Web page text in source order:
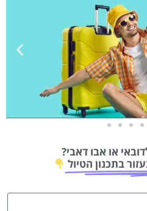
או אבו דאבי?
בתכנון הטיול